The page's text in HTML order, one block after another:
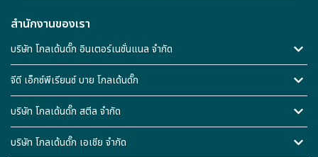
สำนักงานของเรา
บริษัท โกลเด้นดั๊ก อินเตอร์เนชั่นแนล จำกัด
จีดี เอ็กซ์พีเรียนซ์ บาย โกลเด้นดั๊ก
บริษัท โกลเด้นดั๊ก สตีล จำกัด
บริษัท โกลเด้นดั๊ก เอเชีย จำกัด